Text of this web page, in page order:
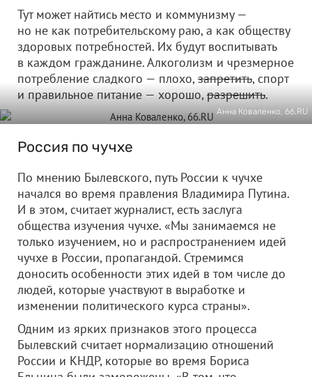
Тут может найтись место и коммунизму —
но не как потребительскому раю, а как обществу
здоровых потребностей. Их будут воспитывать
в каждом гражданине. Алкоголизм и чрезмерное
потребление сладкого — плохо,запретить, спорт
и правильное питание — хорошо,разрешить.
Анна Коваленко, 66.RU
Россия по чучхе
По мнению Былевского, путь России к чучхе
начался во время правления Владимира Путина.
И в этом, считает журналист, есть заслуга
общества изучения чучхе. «Мы занимаемся не
только изучением, но и распространением идей
чучхе в России, пропагандой. Стремимся
доносить особенности этих идей в том числе до
людей, которые участвуют в выработке и
изменении политического курса страны».
Одним из ярких признаков этого процесса
Былевский считает нормализацию отношений
России и КНДР, которые во время Бориса